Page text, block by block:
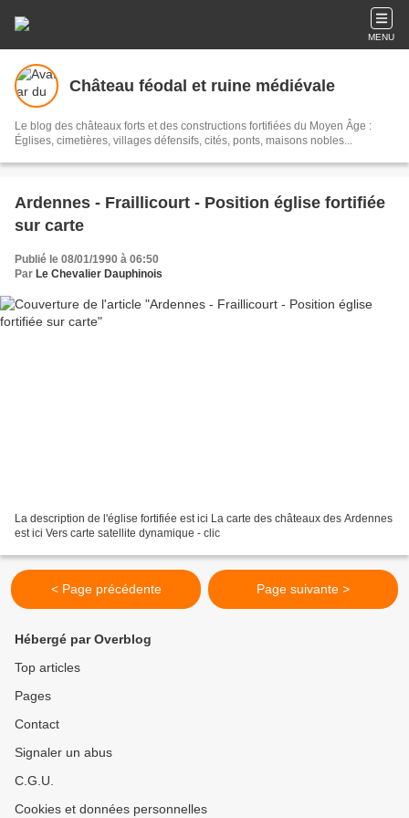
MENU
Château féodal et ruine médiévale
Le blog des châteaux forts et des constructions fortifiées du Moyen Âge :
Églises, cimetières, villages défensifs, cités, ponts, maisons nobles...
Ardennes - Fraillicourt - Position église fortifiée
sur carte
Publié le 08/01/1990 à 06:50
Par Le Chevalier Dauphinois
La description de l'église fortifiée est ici La carte des châteaux des Ardennes
est ici Vers carte satellite dynamique - clic
< Page précédente Page suivante >
Hébergé par Overblog
Top articles
Pages
Contact
Signaler un abus
C.G.U.
Cookies et données personnelles